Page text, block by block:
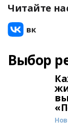
Читайте
Выбор